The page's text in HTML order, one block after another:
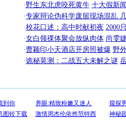
·野生东北虎咬死黄牛 十大假新
·专家辩论伪科学废留现场混乱
·校花口述：高中时献初夜 2000
·女白领祼体聚会放纵肉体 尚雯
·曹颖印小天酒店开房照被爆 野
·诡秘莫测：二战五大未解之谜